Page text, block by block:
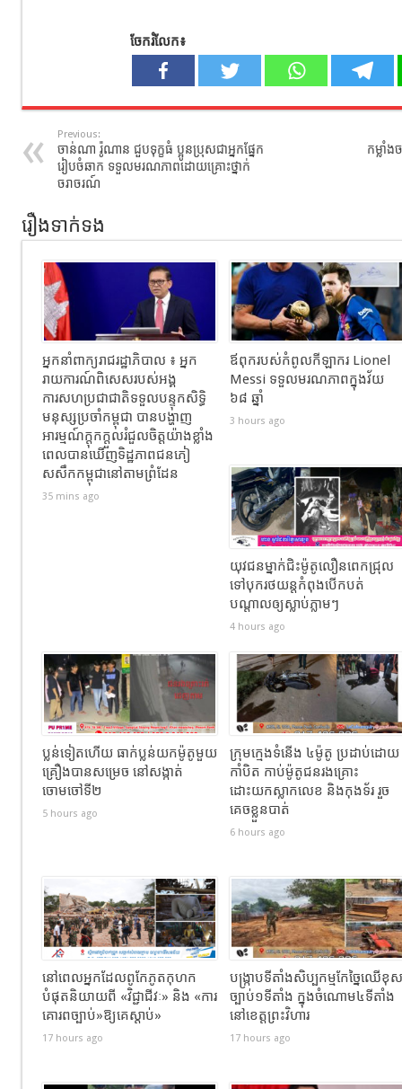
ចែករំលែក៖
Previous:
ចាន់ណា រ៉ូណាន ជួបទុក្ខធំ ប្អូនប្រុសជាអ្នកផ្នែក
រៀបចំឆាក ទទួលមរណភាពដោយគ្រោះថ្នាក់
ចរាចរណ៍
កម្លាំ
រឿងទាក់ទង
អ្នកនាំពាក្យរាជរដ្ឋាភិបាល ៖ អ្នក
រាយការណ៍ពិសេសរបស់អង្គ
ការសហប្រជាជាតិទទួលបន្ទុកសិទ្ធិ
មនុស្សប្រចាំកម្ពុជា បានបង្ហាញ
អារម្មណ៍ក្តុកក្តួលរំជួលចិត្តយ៉ាងខ្លាំង
ពេលបានឃើញទិដ្ឋភាពជនភៀ
សសឹកកម្ពុជានៅតាមព្រំដែន
35 mins ago
ឪពុករបស់កំពូលកីឡាករ Lionel
Messi ទទួលមរណភាពក្នុងវ័យ
៦៨ ឆ្នាំ
3 hours ago
យុវជនម្នាក់ជិះម៉ូតូលឿនពេកជ្រុល
ទៅបុករថយន្តកំពុងបើកបត់
បណ្តាលឲ្យស្លាប់ភ្លាមៗ
4 hours ago
ប្លន់ទៀតហើយ ធាក់ប្លន់យកម៉ូតូមួយ
គ្រឿងបានសម្រេច នៅសង្កាត់
ចោមចៅទី២
5 hours ago
ក្រុមក្មេងទំនើង ៤ម៉ូតូ ប្រដាប់ដោយ
កាំបិត កាប់ម៉ូតូជនរងគ្រោះ
ដោះយកស្លាកលេខ និងកុងទ័រ រួច
គេចខ្លួនបាត់
6 hours ago
នៅពេលអ្នកដែលពូកែភូតកុហក
បំផុតនិយាយពី «វិជ្ជាជីវៈ» និង «ការ
គោរពច្បាប់»ឱ្យគេស្តាប់»
17 hours ago
បង្រ្កាបទីតាំងសិប្បកម្មកែច្នៃឈើខុស
ច្បាប់១ទីតាំង ក្នុងចំណោម៤ទីតាំង
នៅខេត្តព្រះវិហារ
17 hours ago